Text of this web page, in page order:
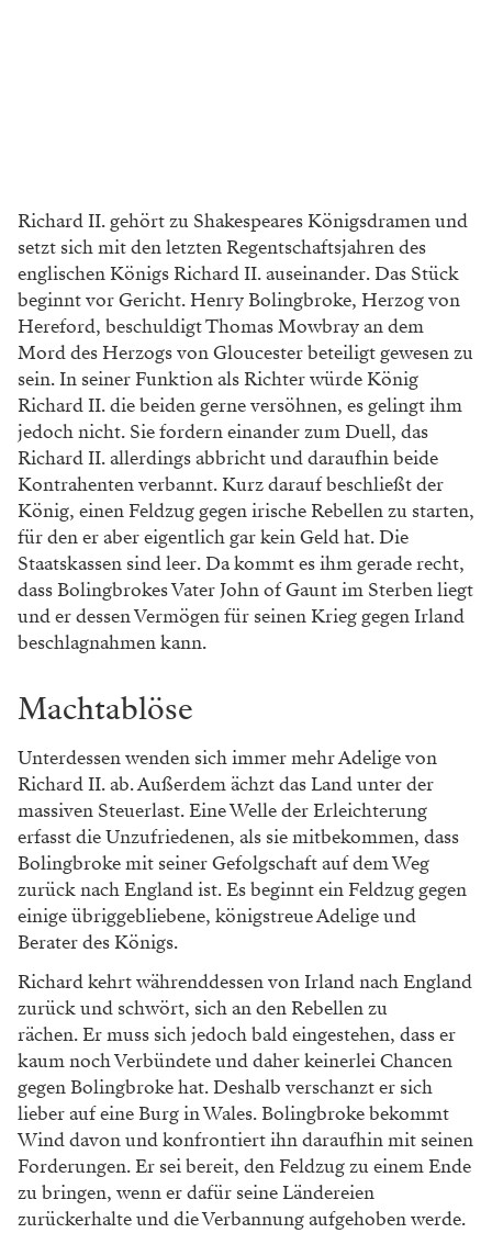
Richard II. gehört zu Shakespeares Königsdramen und
setzt sich mit den letzten Regentschaftsjahren des
englischen Königs Richard II. auseinander. Das Stück
beginnt vor Gericht. Henry Bolingbroke, Herzog von
Hereford, beschuldigt Thomas Mowbray an dem
Mord des Herzogs von Gloucester beteiligt gewesen zu
sein. In seiner Funktion als Richter würde König
Richard II. die beiden gerne versöhnen, es gelingt ihm
jedoch nicht. Sie fordern einander zum Duell, das
Richard II. allerdings abbricht und daraufhin beide
Kontrahenten verbannt. Kurz darauf beschließt der
König, einen Feldzug gegen irische Rebellen zu starten,
für den er aber eigentlich gar kein Geld hat. Die
Staatskassen sind leer. Da kommt es ihm gerade recht,
dass Bolingbrokes Vater John of Gaunt im Sterben liegt
und er dessen Vermögen für seinen Krieg gegen Irland
beschlagnahmen kann.
Machtablöse
Unterdessen wenden sich immer mehr Adelige von
Richard II. ab. Außerdem ächzt das Land unter der
massiven Steuerlast. Eine Welle der Erleichterung
erfasst die Unzufriedenen, als sie mitbekommen, dass
Bolingbroke mit seiner Gefolgschaft auf dem Weg
zurück nach England ist. Es beginnt ein Feldzug gegen
einige übriggebliebene, königstreue Adelige und
Berater des Königs.
Richard kehrt währenddessen von Irland nach England
zurück und schwört, sich an den Rebellen zu
rächen. Er muss sich jedoch bald eingestehen, dass er
kaum noch Verbündete und daher keinerlei Chancen
gegen Bolingbroke hat. Deshalb verschanzt er sich
lieber auf eine Burg in Wales. Bolingbroke bekommt
Wind davon und konfrontiert ihn daraufhin mit seinen
Forderungen. Er sei bereit, den Feldzug zu einem Ende
zu bringen, wenn er dafür seine Ländereien
zurückerhalte und die Verbannung aufgehoben werde.